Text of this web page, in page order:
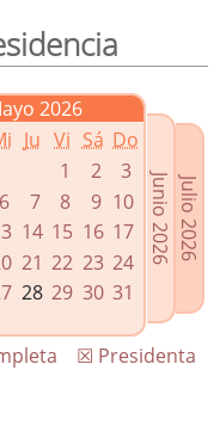
2026
Ju Vi Sá Do
1
2
3
6 7 8 9 10
14 15 16 17
21 22 23 24
28 29 30 31
Julio 2026
Junio 2026
☒ Presidenta